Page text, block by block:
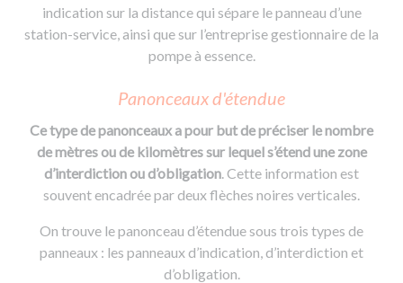
indication sur la distance qui sépare le panneau d’une
station-service, ainsi que sur l’entreprise gestionnaire de la
pompe à essence.
Panonceaux d'étendue
Ce type de panonceaux a pour but de préciser le nombre
de mètres ou de kilomètres sur lequel s’étend une zone
d’interdiction ou d’obligation. Cette information est
souvent encadrée par deux flèches noires verticales.
On trouve le panonceau d’étendue sous trois types de
panneaux : les panneaux d’indication, d’interdiction et
d’obligation.